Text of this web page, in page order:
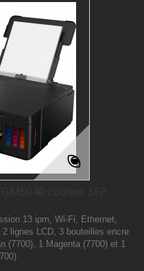
13 ipm, Wi-Fi, Ethernet,
lignes LCD, 3 bouteilles encre
(7700), 1 Magenta (7700) et 1